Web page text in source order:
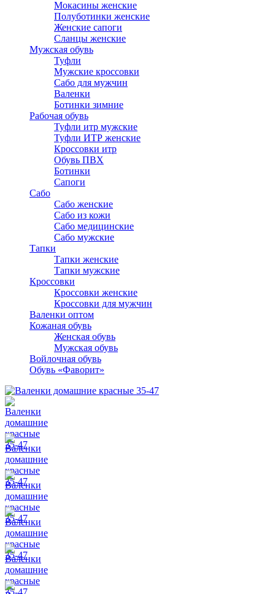
Мокасины женские
Полуботинки женские
Женские сапоги
Сланцы женские
Мужская обувь
Туфли
Мужские кроссовки
Сабо для мужчин
Валенки
Ботинки зимние
Рабочая обувь
Туфли итр мужские
Туфли ИТР женские
Кроссовки итр
Обувь ПВХ
Ботинки
Сапоги
Сабо
Сабо женские
Сабо из кожи
Сабо медицинские
Сабо мужские
Тапки
Тапки женские
Тапки мужские
Кроссовки
Кроссовки женские
Кроссовки для мужчин
Валенки оптом
Кожаная обувь
Женская обувь
Мужская обувь
Войлочная обувь
Обувь «Фаворит»